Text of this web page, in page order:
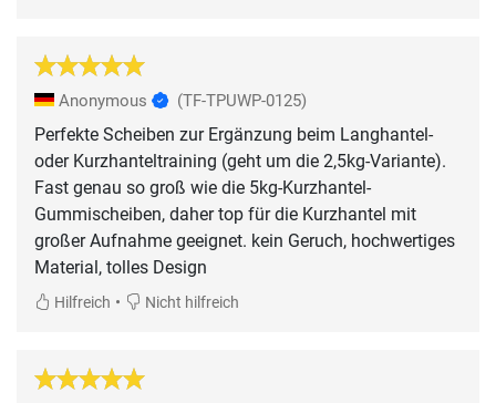
Anonymous (TF-TPUWP-0125)
Perfekte Scheiben zur Ergänzung beim Langhantel-
oder Kurzhanteltraining (geht um die 2,5kg-Variante).
Fast genau so groß wie die 5kg-Kurzhantel-
Gummischeiben, daher top für die Kurzhantel mit
großer Aufnahme geeignet. kein Geruch, hochwertiges
Material, tolles Design
Hilfreich • Nicht hilfreich